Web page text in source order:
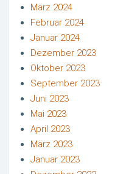
März 2024
Februar 2024
Januar 2024
Dezember 2023
Oktober 2023
September 2023
Juni 2023
Mai 2023
April 2023
März 2023
Januar 2023